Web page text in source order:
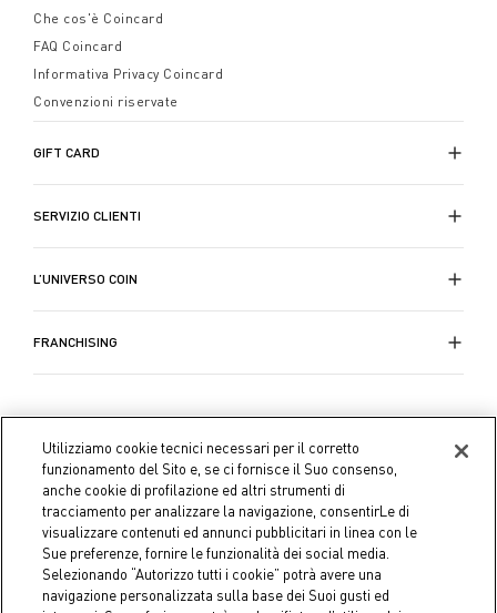
Che cos'è Coincard
FAQ Coincard
Informativa Privacy Coincard
Convenzioni riservate
GIFT CARD
SERVIZIO CLIENTI
L’UNIVERSO COIN
FRANCHISING
Utilizziamo cookie tecnici necessari per il corretto
funzionamento del Sito e, se ci fornisce il Suo consenso,
anche cookie di profilazione ed altri strumenti di
tracciamento per analizzare la navigazione, consentirLe di
visualizzare contenuti ed annunci pubblicitari in linea con le
Sue preferenze, fornire le funzionalità dei social media.
Selezionando “Autorizzo tutti i cookie” potrà avere una
navigazione personalizzata sulla base dei Suoi gusti ed